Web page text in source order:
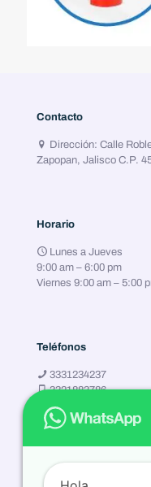
Contacto
Dirección: Calle
Zapopan, Jalisco C.P.
Horario
Lunes a Jueves
9:00 am – 6:00 pm
Viernes 9:00 am – 5:00
Teléfonos
3331234237
3321883786
3329345439
5525581910